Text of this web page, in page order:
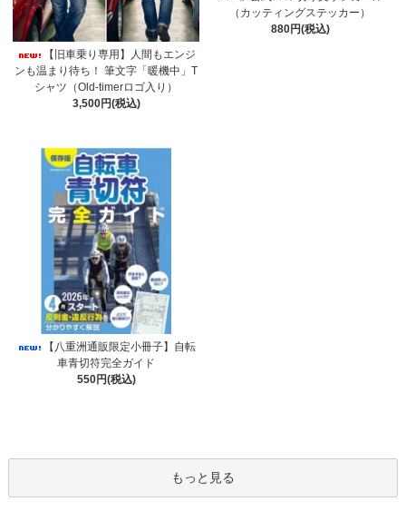
【旧車乗り専用】人間もエンジ
ンも温まり待ち！ 筆文字「暖機中」T
シャツ（Old-timerロゴ入り）
3,500円(税込)
（カッティングステッカー）
880円(税込)
【八重洲通販限定小冊子】自転
車青切符完全ガイド
550円(税込)
もっと見る